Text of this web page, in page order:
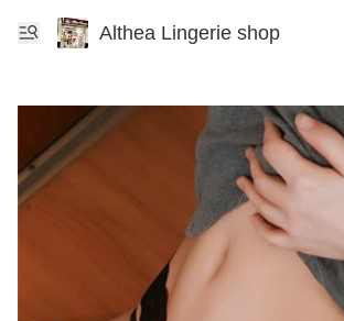
Althea Lingerie shop